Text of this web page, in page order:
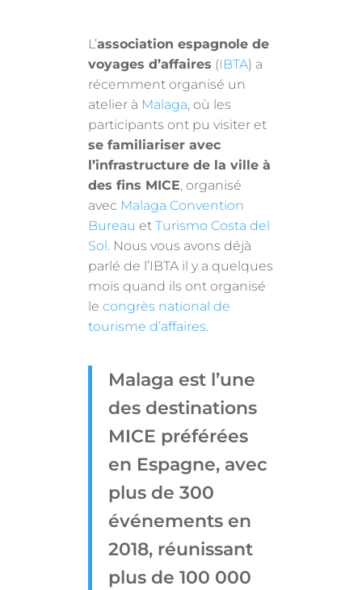
L’association espagnole de
voyages d’affaires (IBTA) a
récemment organisé un
atelier à Malaga, où les
participants ont pu visiter et
se familiariser avec
l’infrastructure de la ville à
des fins MICE, organisé
avec Malaga Convention
Bureau etTurismo Costa del
Sol. Nous vous avons déjà
parlé de l’IBTA il y a quelques
mois quand ils ont organisé
lecongrès national de
tourisme d’affaires.
Malaga est l’une
des destinations
MICE préférées
en Espagne, avec
plus de 300
événements en
2018, réunissant
plus de 100 000